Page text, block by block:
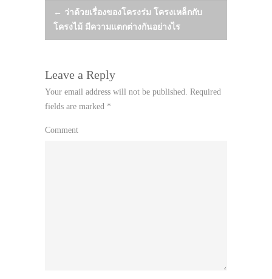
Post
navigation
← ว่าด้วยเรื่องของโครงร่ม โครงเหล็กกับ
โครงไม้ มีความแตกต่างกันอย่างไร
Leave a Reply
Your email address will not be published. Required
fields are marked *
Comment